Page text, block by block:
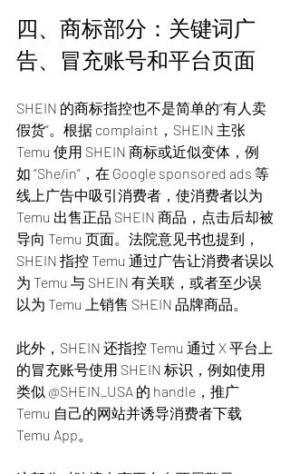
四、商标部分：关键词广
告、冒充账号和平台页面
SHEIN 的商标指控也不是简单的“有人卖
假货”。根据 complaint，SHEIN 主张
Temu 使用 SHEIN 商标或近似变体，例
如 “She/in”，在 Google sponsored ads 等
线上广告中吸引消费者，使消费者以为
Temu 出售正品 SHEIN 商品，点击后却被
导向 Temu 页面。法院意见书也提到，
SHEIN 指控 Temu 通过广告让消费者误以
为 Temu 与 SHEIN 有关联，或者至少误
以为 Temu 上销售 SHEIN 品牌商品。
此外，SHEIN 还指控 Temu 通过 X 平台上
的冒充账号使用 SHEIN 标识，例如使用
类似 @SHEIN_USA 的 handle，推广
Temu 自己的网站并诱导消费者下载
Temu App。